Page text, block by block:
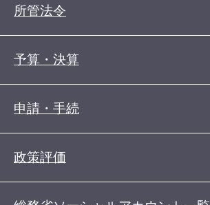
所管法令
予算・決算
申請・手続
政策評価